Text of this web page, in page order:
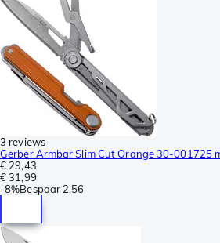
3 reviews
Gerber Armbar Slim Cut Orange 30-001725
€ 29,43
€ 31,99
-8%Bespaar 2,56